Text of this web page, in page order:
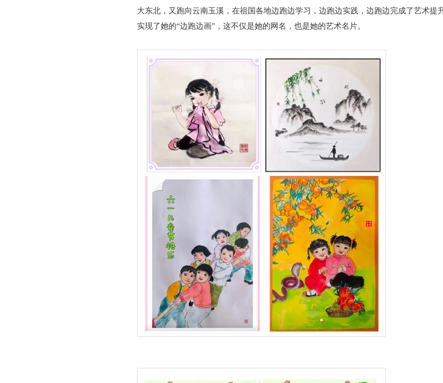
大东北，又跑向云南玉溪，在祖国各地边跑边学习，边跑边实践，边跑边完成了艺术提
实现了她的“边跑边画”，这不仅是她的网名，也是她的艺术名片。